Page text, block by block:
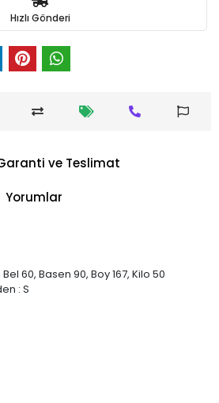
Hızlı Gönderi
ve Teslimat
Yorumlar
60, Basen 90, Boy 167, Kilo 50
: S